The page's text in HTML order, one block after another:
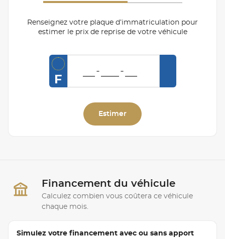
Renseignez votre plaque d’immatriculation pour
estimer le prix de reprise de votre véhicule
F
Estimer
Financement du véhicule
Calculez combien vous coûtera ce véhicule
chaque mois.
Simulez votre financement avec ou sans apport